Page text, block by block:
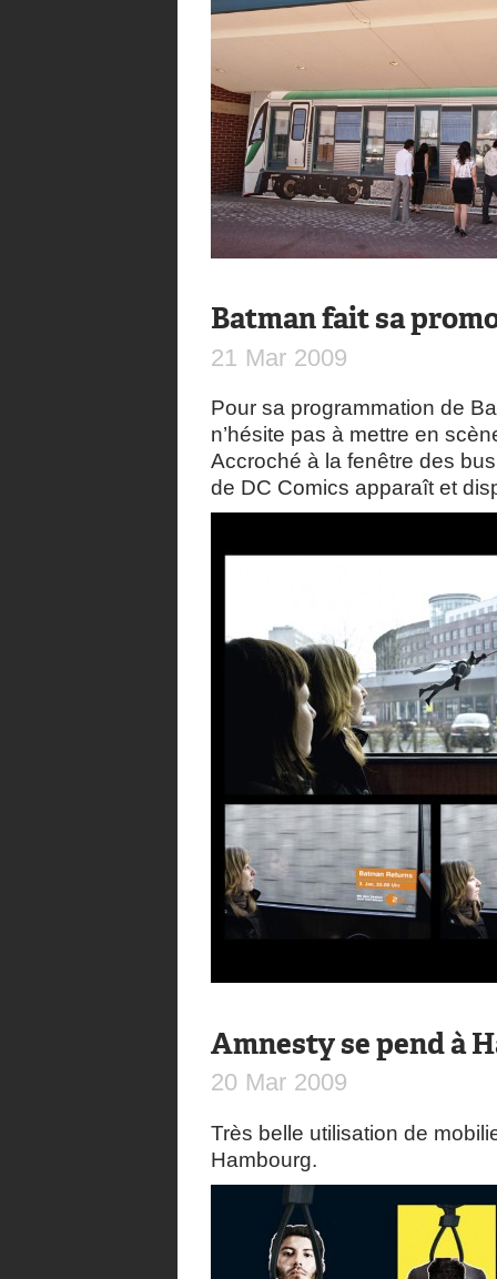
Batman fait sa
21 Mar 2009
Pour sa programmation de
n’hésite pas à mettre en
Accroché à la fenêtre des
de DC Comics apparaît et
Amnesty se pend à
20 Mar 2009
Très belle utilisation de
Hambourg.